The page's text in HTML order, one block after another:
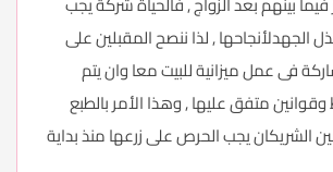
الجهدلأنجاحها , لذا ننصح المقبلين على
فى عمل ميزانية للبيت معا وان يتم
متفق عليها , وهذا الأمر بالطبع
الشريكان يجب الحرص على زرعها منذ بداية